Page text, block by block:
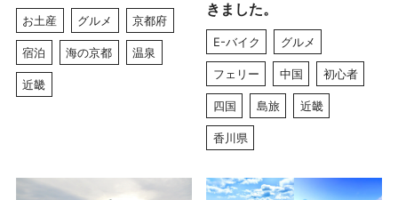
お土産 グルメ 京都府
宿泊 海の京都 温泉
近畿
きました。
E-バイク グルメ
フェリー 中国 初心者
四国 島旅 近畿
香川県